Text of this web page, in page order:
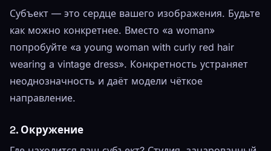
Субъект — это сердце вашего изображения. Будьте
как можно конкретнее. Вместо «a woman»
попробуйте «a young woman with curly red hair
wearing a vintage dress». Конкретность устраняет
неоднозначность и даёт модели чёткое
направление.
2. Окружение